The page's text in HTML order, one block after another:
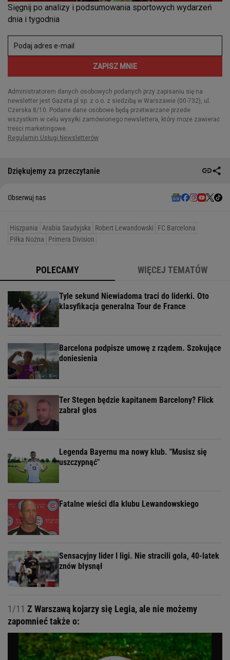
Dziękujemy za przeczytanie
Obserwuj nas
Hiszpania Arabia Saudyjska Robert Lewandowski
FC Barcelona
Piłka Nożna
Primera Division
POLECAMY WIĘCEJ TEMATÓW
Tyle sekund Niewiadoma traci do liderki. Oto
klasyfikacja generalna Tour de France
Barcelona podpisze umowę z rządem. Szokujące
doniesienia
Ter Stegen będzie kapitanem Barcelony? Flick
zabrał głos
Legenda Bayernu ma nowy klub. "Musisz się
uszczypnąć"
Fatalne wieści dla klubu Lewandowskiego
Sensacyjny lider I ligi. Nie stracili gola, 40-latek
znów błysnął
1/11 Z Warszawą kojarzy się Legia, ale nie możemy
zapomnieć także o: